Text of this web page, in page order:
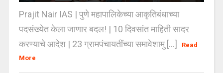
Prajit Nair IAS | पुणे महापालिकेच्या आकृतिबंधाच्या
पदसंख्येत केला जाणार बदल! | 10 दिवसांत माहिती सादर
करण्याचे आदेश | 23 ग्रामपंचायतींच्या समावेशामु [...]
Read
More